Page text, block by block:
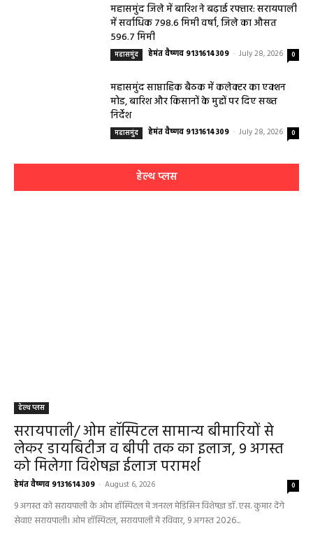
महासमुंद जिले में बारिश ने बढ़ाई रफ्तार: सरायपाली
में सर्वाधिक 798.6 मिमी वर्षा, जिले का औसत
596.7 मिमी
महासमुंद हेमंत वैष्णव 9131614309 - July 28, 2026 0
महासमुंद साप्ताहिक बैठक में कलेक्टर का एक्शन
मोड, बारिश और किसानों के मुद्दों पर दिए सख्त
निर्देश
महासमुंद हेमंत वैष्णव 9131614309 - July 28, 2026 0
हेल्थ प्लस
हेल्थ प्लस
सरायपाली/ ओम हॉस्पिटल सामान्य बीमारियों से
लेकर डायबिटीज व बीपी तक का इलाज, 9 अगस्त
को मिलेगा विशेषज्ञ ईलाज परामर्श
हेमंत वैष्णव 9131614309 - August 6, 2026 0
9 अगस्त को सरायपाली के ओम हॉस्पिटल में जनरल मेडिसिन विशेषज्ञ डॉ. एस. कुमार देंगे
सेवाएं सरायपाली। ओम हॉस्पिटल, सरायपाली में रविवार, 9 अगस्त 2026...